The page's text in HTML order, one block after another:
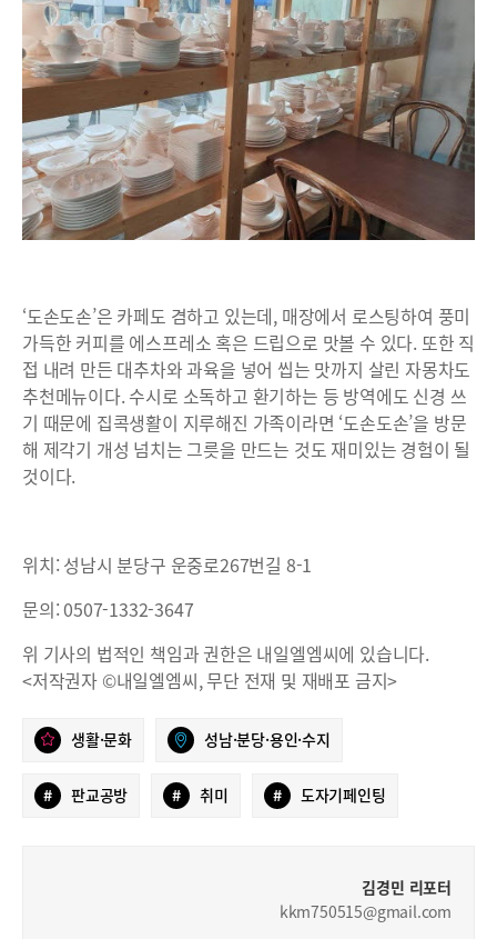
‘도손도손’은 카페도 겸하고 있는데, 매장에서 로스팅하여 풍미
가득한 커피를 에스프레소 혹은 드립으로 맛볼 수 있다. 또한 직
접 내려 만든 대추차와 과육을 넣어 씹는 맛까지 살린 자몽차도
추천메뉴이다. 수시로 소독하고 환기하는 등 방역에도 신경 쓰
기 때문에 집콕생활이 지루해진 가족이라면 ‘도손도손’을 방문
해 제각기 개성 넘치는 그릇을 만드는 것도 재미있는 경험이 될
것이다.
위치: 성남시 분당구 운중로267번길 8-1
문의: 0507-1332-3647
위 기사의 법적인 책임과 권한은 내일엘엠씨에 있습니다.
<저작권자 ©내일엘엠씨, 무단 전재 및 재배포 금지>
생활·문화 성남·분당·용인·수지
# 판교공방 # 취미 # 도자기페인팅
김경민 리포터
kkm750515@gmail.com